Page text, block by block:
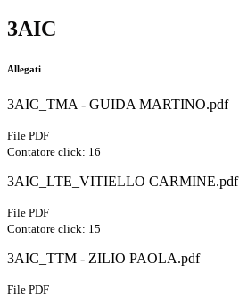
3AIC
Allegati
3AIC_TMA - GUIDA MARTINO.pdf
File PDF
Contatore click: 16
3AIC_LTE_VITIELLO CARMINE.pdf
File PDF
Contatore click: 15
3AIC_TTM - ZILIO PAOLA.pdf
File PDF